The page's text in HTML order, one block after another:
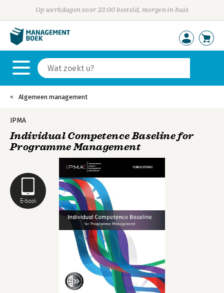
Op werkdagen voor 23:00 besteld, morgen in huis
Algemeen management
E-book
IPMA
Individual Competence Baseline for
Programme Management